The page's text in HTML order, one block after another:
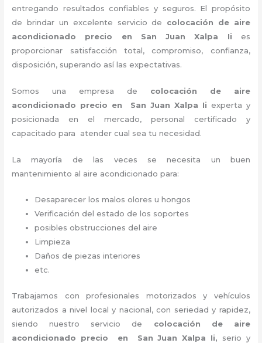
entregando resultados confiables y seguros. El propósito
de brindar un excelente servicio de colocación de aire
acondicionado precio en San Juan Xalpa Ii
es
proporcionar satisfacción total, compromiso, confianza,
disposición, superando así las expectativas.
Somos una empresa de colocación de aire
acondicionado precio en San Juan Xalpa Ii experta y
posicionada en el mercado, personal certificado y
capacitado para atender cual sea tu necesidad.
La mayoría de las veces se necesita un buen
mantenimiento al aire acondicionado para:
Desaparecer los malos olores u hongos
Verificación del estado de los soportes
posibles obstrucciones del aire
Limpieza
Daños de piezas interiores
etc.
Trabajamos con profesionales motorizados y vehículos
autorizados a nivel local y nacional, con seriedad y rapidez,
siendo nuestro servicio de colocación de aire
acondicionado precio en San Juan Xalpa Ii, serio y